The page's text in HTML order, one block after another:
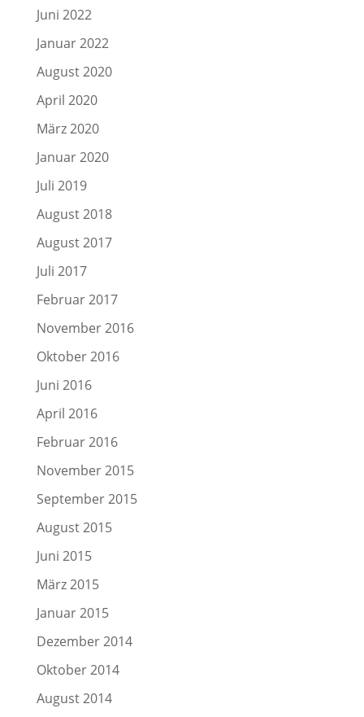
Juni 2022
Januar 2022
August 2020
April 2020
März 2020
Januar 2020
Juli 2019
August 2018
August 2017
Juli 2017
Februar 2017
November 2016
Oktober 2016
Juni 2016
April 2016
Februar 2016
November 2015
September 2015
August 2015
Juni 2015
März 2015
Januar 2015
Dezember 2014
Oktober 2014
August 2014